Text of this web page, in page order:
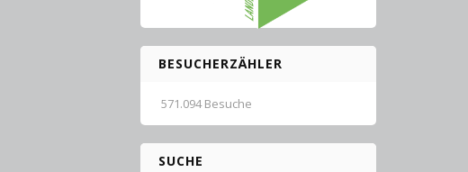
BESUCHERZÄHLER
571.094 Besuche
SUCHE